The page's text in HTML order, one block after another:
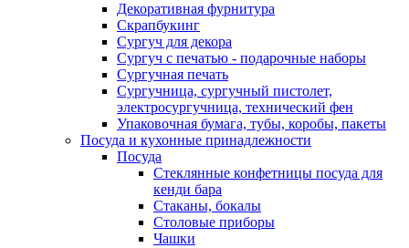
Декоративная фурнитура
Скрапбукинг
Сургуч для декора
Сургуч с печатью - подарочные наборы
Сургучная печать
Сургучница, сургучный пистолет,
электросургучница, технический фен
Упаковочная бумага, тубы, коробы, пакеты
Посуда и кухонные принадлежности
Посуда
Стеклянные конфетницы посуда для
кенди бара
Стаканы, бокалы
Столовые приборы
Чашки